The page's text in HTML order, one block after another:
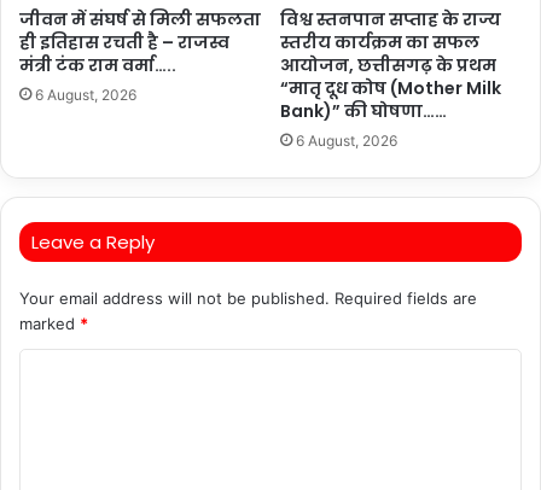
जीवन में संघर्ष से मिली सफलता
ही इतिहास रचती है – राजस्व
मंत्री टंक राम वर्मा…..
6 August, 2026
विश्व स्तनपान सप्ताह के राज्य
स्तरीय कार्यक्रम का सफल
आयोजन, छत्तीसगढ़ के प्रथम
“मातृ दूध कोष (Mother Milk
Bank)” की घोषणा……
6 August, 2026
Leave a Reply
Your email address will not be published. Required fields are
marked *